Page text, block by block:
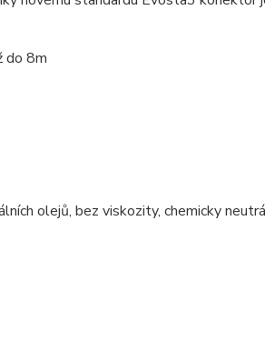
do 8m
olejů, bez viskozity, chemicky